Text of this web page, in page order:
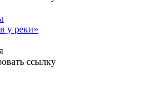
у реки»